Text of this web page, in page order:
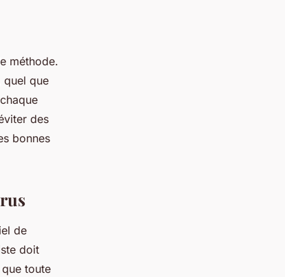
méthode.
quel que
des
bonnes
de
doit
toute